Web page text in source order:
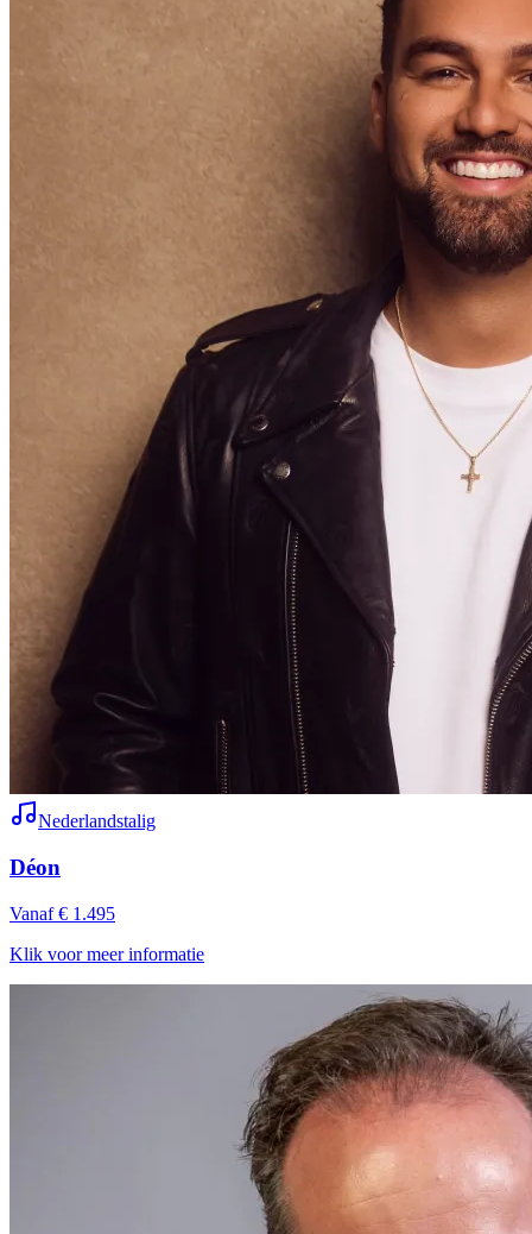
Nederlandstalig
Déon
Vanaf € 1.495
Klik voor meer informatie